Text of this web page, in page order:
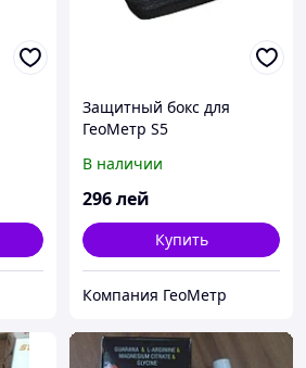
Защитный бокс для
ГеоМетр S5
В наличии
296лей
Купить
Компания ГеоМетр